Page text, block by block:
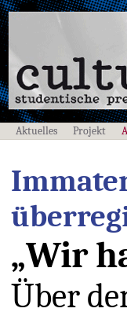
Aktuelles Projekt
„Wir
Über